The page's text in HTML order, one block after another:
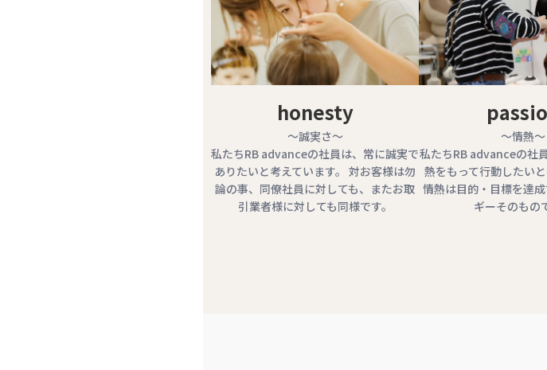
honesty
～誠実さ～
私たちRB advanceの社員は、常に誠実で
ありたいと考えています。 対お客様は勿
論の事、同僚社員に対しても、またお取
引業者様に対しても同様です。
～情熱～
私たちRB advanceの社
熱をもって行動したいと
情熱は目的・目標を達
ギーそのもの